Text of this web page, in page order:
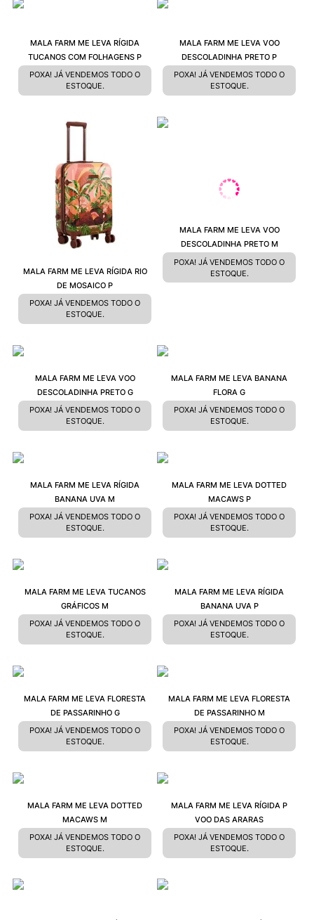
MALA FARM ME LEVA RÍGIDA
TUCANOS COM FOLHAGENS P
POXA! JÁ VENDEMOS TODO O
ESTOQUE.
MALA FARM ME LEVA VOO
DESCOLADINHA PRETO P
POXA! JÁ VENDEMOS TODO O
ESTOQUE.
MALA FARM ME LEVA RÍGIDA RIO
DE MOSAICO P
POXA! JÁ VENDEMOS TODO O
ESTOQUE.
MALA FARM ME LEVA VOO
DESCOLADINHA PRETO M
POXA! JÁ VENDEMOS TODO O
ESTOQUE.
MALA FARM ME LEVA VOO
DESCOLADINHA PRETO G
POXA! JÁ VENDEMOS TODO O
ESTOQUE.
MALA FARM ME LEVA BANANA
FLORA G
POXA! JÁ VENDEMOS TODO O
ESTOQUE.
MALA FARM ME LEVA RÍGIDA
BANANA UVA M
POXA! JÁ VENDEMOS TODO O
ESTOQUE.
MALA FARM ME LEVA DOTTED
MACAWS P
POXA! JÁ VENDEMOS TODO O
ESTOQUE.
MALA FARM ME LEVA TUCANOS
GRÁFICOS M
POXA! JÁ VENDEMOS TODO O
ESTOQUE.
MALA FARM ME LEVA RÍGIDA
BANANA UVA P
POXA! JÁ VENDEMOS TODO O
ESTOQUE.
MALA FARM ME LEVA FLORESTA
DE PASSARINHO G
POXA! JÁ VENDEMOS TODO O
ESTOQUE.
MALA FARM ME LEVA FLORESTA
DE PASSARINHO M
POXA! JÁ VENDEMOS TODO O
ESTOQUE.
MALA FARM ME LEVA DOTTED
MACAWS M
POXA! JÁ VENDEMOS TODO O
ESTOQUE.
MALA FARM ME LEVA RÍGIDA P
VOO DAS ARARAS
POXA! JÁ VENDEMOS TODO O
ESTOQUE.